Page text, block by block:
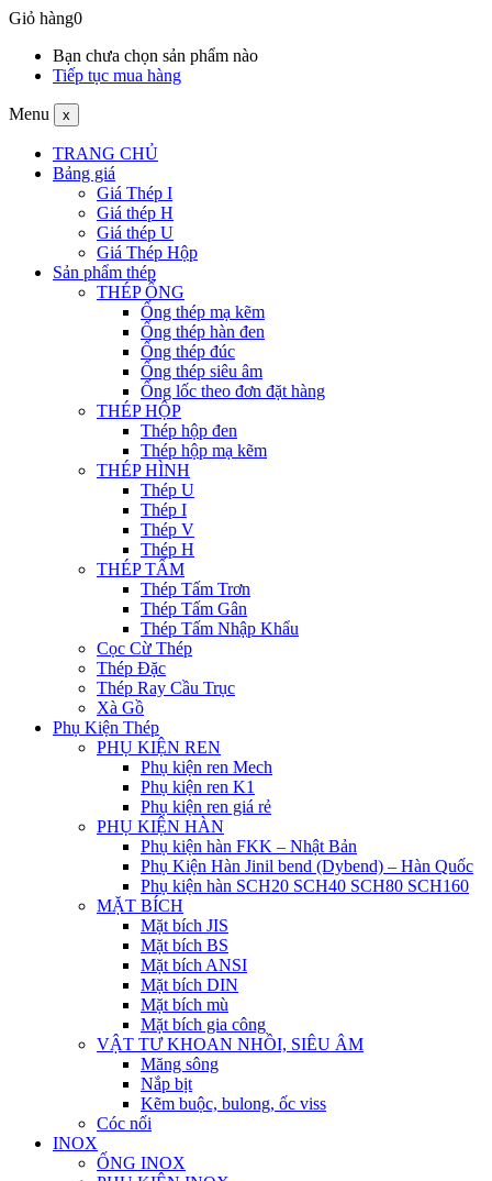
Giỏ hàng0
Bạn chưa chọn sản phẩm nào
Tiếp tục mua hàng
Menu x
TRANG CHỦ
Bảng giá
Giá Thép I
Giá thép H
Giá thép U
Giá Thép Hộp
Sản phẩm thép
THÉP ỐNG
Ống thép mạ kẽm
Ống thép hàn đen
Ống thép đúc
Ống thép siêu âm
Ống lốc theo đơn đặt hàng
THÉP HỘP
Thép hộp đen
Thép hộp mạ kẽm
THÉP HÌNH
Thép U
Thép I
Thép V
Thép H
THÉP TẤM
Thép Tấm Trơn
Thép Tấm Gân
Thép Tấm Nhập Khẩu
Cọc Cừ Thép
Thép Đặc
Thép Ray Cầu Trục
Xà Gồ
Phụ Kiện Thép
PHỤ KIỆN REN
Phụ kiện ren Mech
Phụ kiện ren K1
Phụ kiện ren giá rẻ
PHỤ KIỆN HÀN
Phụ kiện hàn FKK – Nhật Bản
Phụ Kiện Hàn Jinil bend (Dybend) – Hàn Quốc
Phụ kiện hàn SCH20 SCH40 SCH80 SCH160
MẶT BÍCH
Mặt bích JIS
Mặt bích BS
Mặt bích ANSI
Mặt bích DIN
Mặt bích mù
Mặt bích gia công
VẬT TƯ KHOAN NHỒI, SIÊU ÂM
Măng sông
Nắp bịt
Kẽm buộc, bulong, ốc viss
Cóc nối
INOX
ỐNG INOX